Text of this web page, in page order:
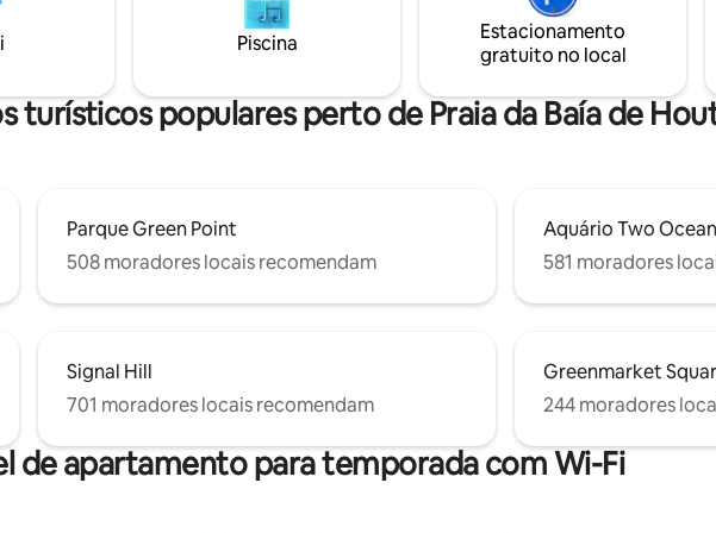
nas redes sociais Por
a pé da praia, a 25 minutos de carro do
CBD da Cidade do Cabo e do V & A
Waterfront. A famosa Chapmans Peak
DStv. WI-FI
um
e sair e
Piscina
Estacionamento
gratuito no local
turísticos populares perto de Praia da Baía de
Parque Green Point
508 moradores locais recomendam
Aquário Two
581 moradores
Signal Hill
701 moradores locais recomendam
Greenmarket
244 moradores
de apartamento para temporada com Wi-Fi